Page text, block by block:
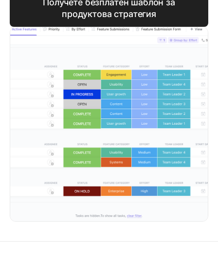
Получете безплатен шаблон за
продуктова стратегия